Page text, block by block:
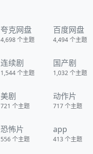
夸克网盘
4,698个主题
百度网盘
4,494个主题
连续剧
1,544个主题
国产剧
1,032个主题
美剧
721 个主题
动作片
717个主题
恐怖片
556个主题
app
413个主题